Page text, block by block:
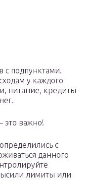
с подпунктами.
у каждого
питание, кредиты
это важно!
с
данного
лимиты или